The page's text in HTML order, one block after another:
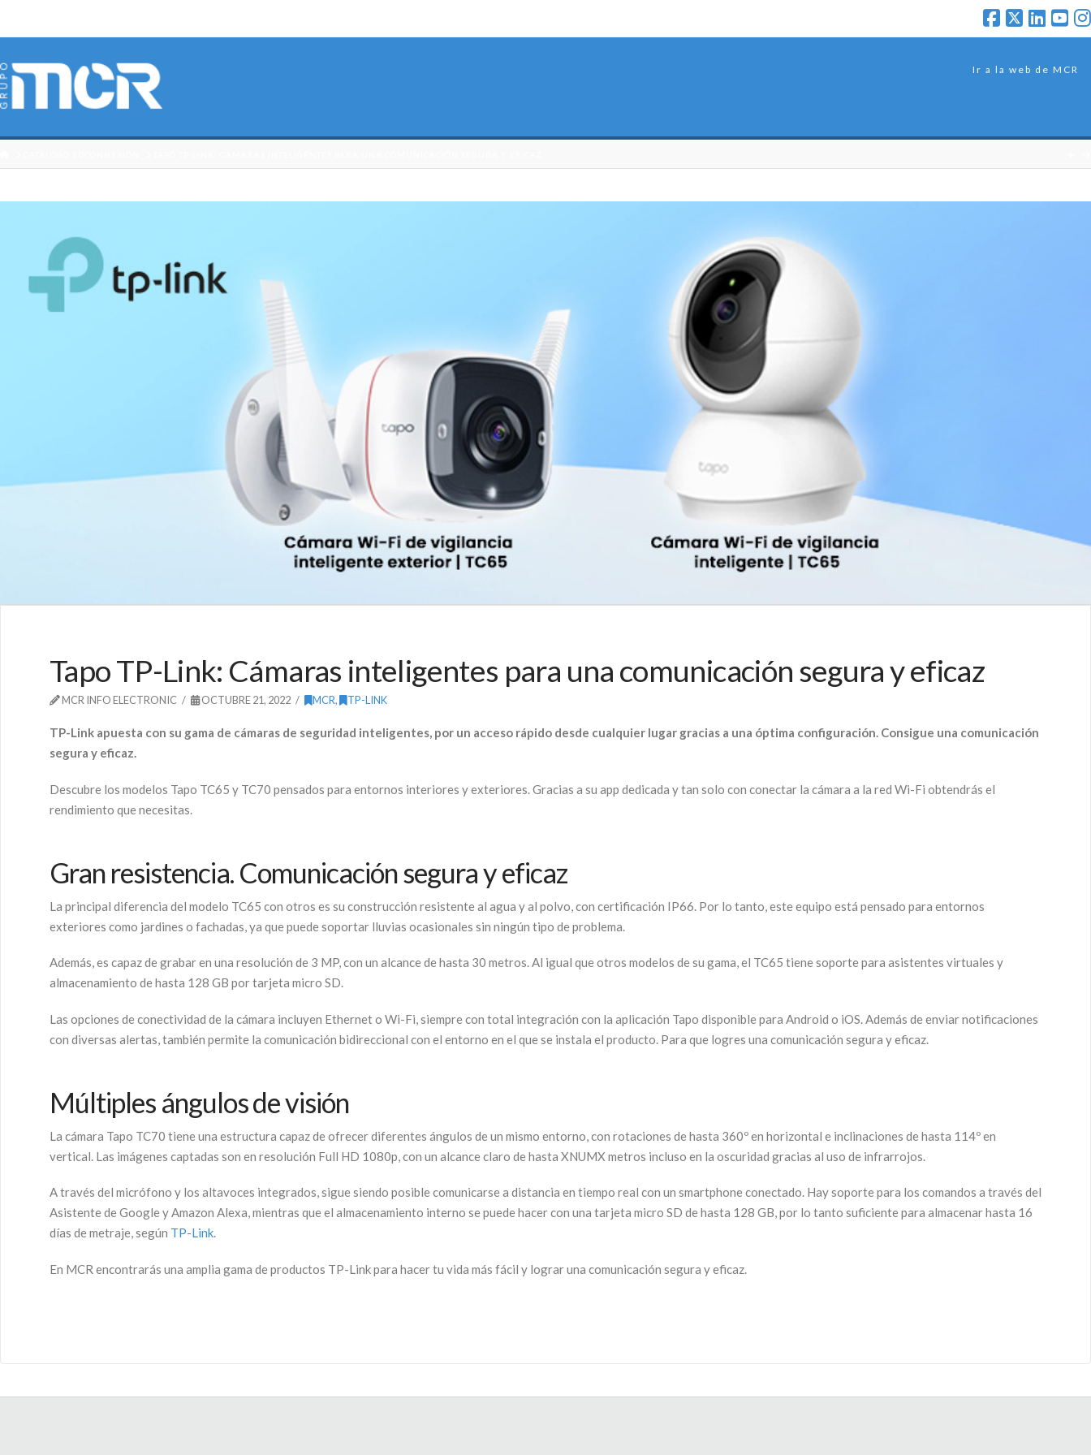
Ir a la web de MCR
Tapo TP-Link: Cámaras inteligentes para una comunicación segura y eficaz
MCR INFO ELECTRONIC OCTUBRE 21, 2022 MCR, TP-LINK
TP-Link apuesta con su gama de cámaras de seguridad inteligentes, por un acceso rápido desde cualquier lugar gracias a una óptima configuración. Consigue una comunicación
segura y eficaz.
Descubre los modelos Tapo TC65 y TC70 pensados para entornos interiores y exteriores. Gracias a su app dedicada y tan solo con conectar la cámara a la red Wi-Fi obtendrás el
rendimiento que necesitas.
Gran resistencia. Comunicación segura y eficaz
La principal diferencia del modelo TC65 con otros es su construcción resistente al agua y al polvo, con certificación IP66. Por lo tanto, este equipo está pensado para entornos
exteriores como jardines o fachadas, ya que puede soportar lluvias ocasionales sin ningún tipo de problema.
Además, es capaz de grabar en una resolución de 3 MP, con un alcance de hasta 30 metros. Al igual que otros modelos de su gama, el TC65 tiene soporte para asistentes virtuales y
almacenamiento de hasta 128 GB por tarjeta micro SD.
Las opciones de conectividad de la cámara incluyen Ethernet o Wi-Fi, siempre con total integración con la aplicación Tapo disponible para Android o iOS. Además de enviar notificaciones
con diversas alertas, también permite la comunicación bidireccional con el entorno en el que se instala el producto. Para que logres una comunicación segura y eficaz.
Múltiples ángulos de visión
La cámara Tapo TC70 tiene una estructura capaz de ofrecer diferentes ángulos de un mismo entorno, con rotaciones de hasta 360º en horizontal e inclinaciones de hasta 114º en
vertical. Las imágenes captadas son en resolución Full HD 1080p, con un alcance claro de hasta XNUMX metros incluso en la oscuridad gracias al uso de infrarrojos.
A través del micrófono y los altavoces integrados, sigue siendo posible comunicarse a distancia en tiempo real con un smartphone conectado. Hay soporte para los comandos a través del
Asistente de Google y Amazon Alexa, mientras que el almacenamiento interno se puede hacer con una tarjeta micro SD de hasta 128 GB, por lo tanto suficiente para almacenar hasta 16
días de metraje, según TP-Link.
En MCR encontrarás una amplia gama de productos TP-Link para hacer tu vida más fácil y lograr una comunicación segura y eficaz.